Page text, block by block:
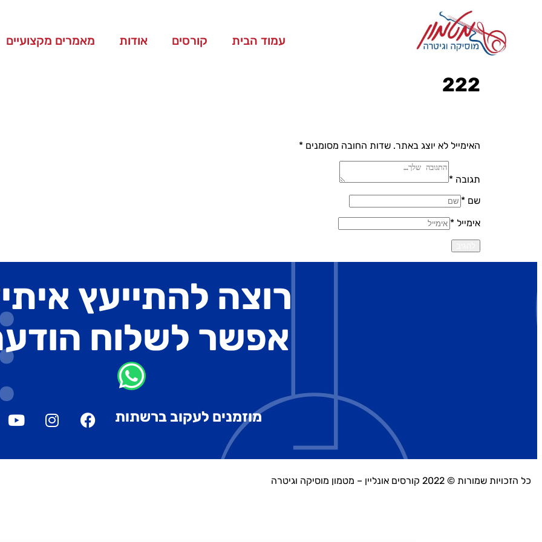
עמוד הבית קורסים אודות מאמרים מקצועיים
222
האימייל לא יוצג באתר. שדות החובה מסומנים *
תגובה *
שם *
אימייל *
רוצה להתייעץ
אפשר לשלוח
מוזמנים לעקוב ברשתות
כל הזכויות שמורות © 2022 קורסים אונליין – מטמון מוסיקה וגיטרה